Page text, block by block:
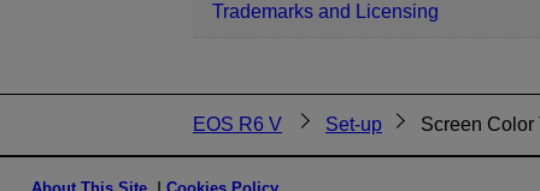
Trademarks and Licensing
EOS R6 V Set-up Screen Color
About This Site Cookies Policy